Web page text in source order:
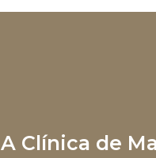
A Clínica de